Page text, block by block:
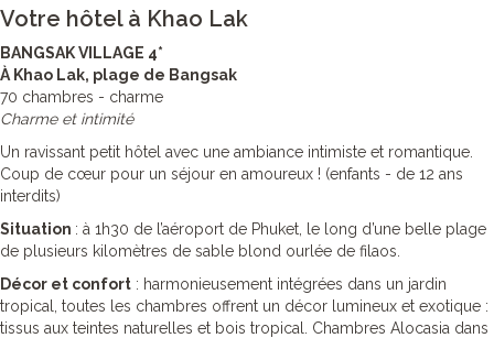
Votre hôtel à Khao Lak
BANGSAK VILLAGE 4*
À Khao Lak, plage de Bangsak
70 chambres - charme
Charme et intimité
Un ravissant petit hôtel avec une ambiance intimiste et romantique.
Coup de cœur pour un séjour en amoureux ! (enfants - de 12 ans
interdits)
Situation : à 1h30 de l’aéroport de Phuket, le long d’une belle plage
de plusieurs kilomètres de sable blond ourlée de filaos.
Décor et confort : harmonieusement intégrées dans un jardin
tropical, toutes les chambres offrent un décor lumineux et exotique :
tissus aux teintes naturelles et bois tropical. Chambres Alocasia dans